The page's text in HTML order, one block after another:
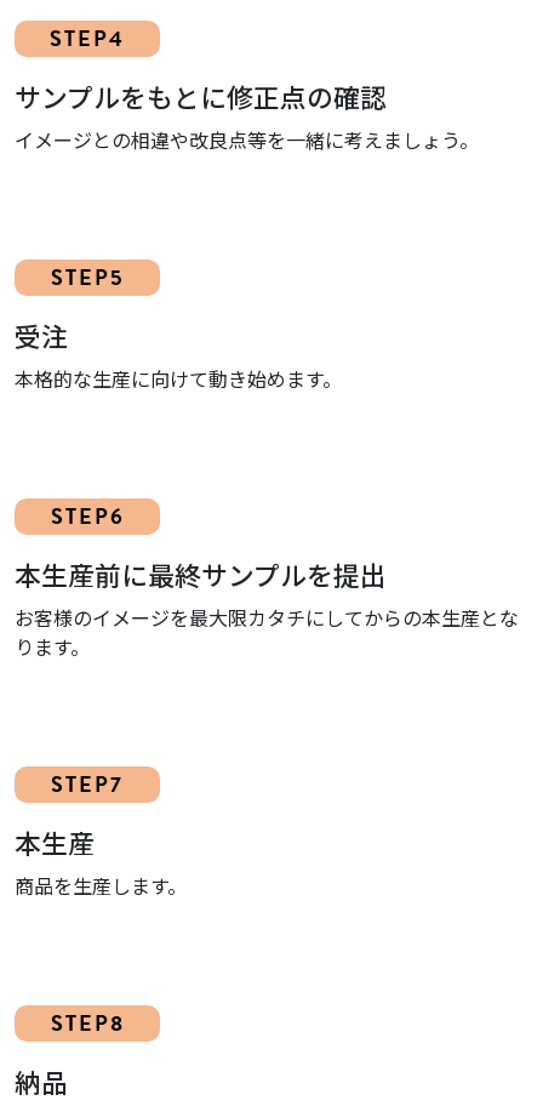
STEP4
サンプルをもとに修正点の確認
イメージとの相違や改良点等を一緒に考えましょう。
STEP5
受注
本格的な生産に向けて動き始めます。
STEP6
本生産前に最終サンプルを提出
お客様のイメージを最大限カタチにしてからの本生産とな
ります。
STEP7
本生産
商品を生産します。
STEP8
納品